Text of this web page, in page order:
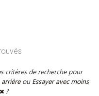
critères de recherche pour
ou Essayer avec moins
?